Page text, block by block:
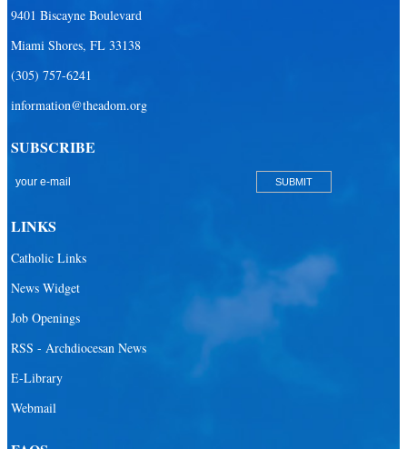
9401 Biscayne Boulevard
Miami Shores, FL 33138
(305) 757-6241
information@theadom.org
SUBSCRIBE
LINKS
Catholic Links
News Widget
Job Openings
RSS - Archdiocesan News
E-Library
Webmail